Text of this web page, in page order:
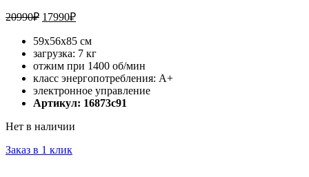
20990₽ 17990₽
59x56x85 см
загрузка: 7 кг
отжим при 1400 об/мин
класс энергопотребления: A+
электронное управление
Артикул: 16873c91
Нет в наличии
Заказ в 1 клик